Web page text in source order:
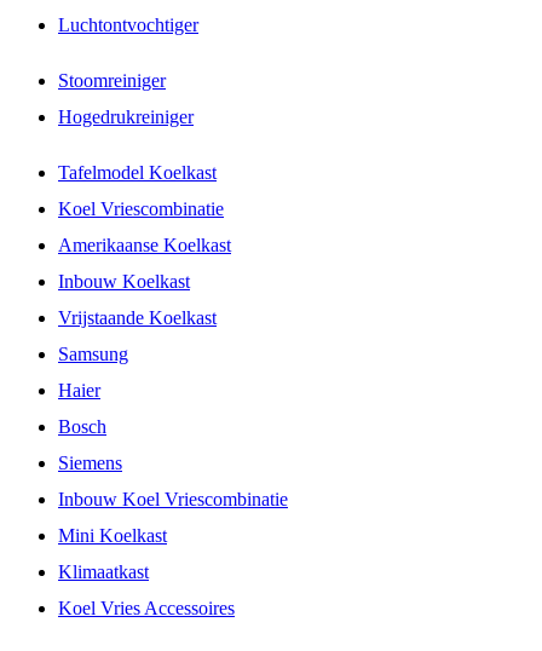
Luchtontvochtiger
Stoomreiniger
Hogedrukreiniger
Tafelmodel Koelkast
Koel Vriescombinatie
Amerikaanse Koelkast
Inbouw Koelkast
Vrijstaande Koelkast
Samsung
Haier
Bosch
Siemens
Inbouw Koel Vriescombinatie
Mini Koelkast
Klimaatkast
Koel Vries Accessoires